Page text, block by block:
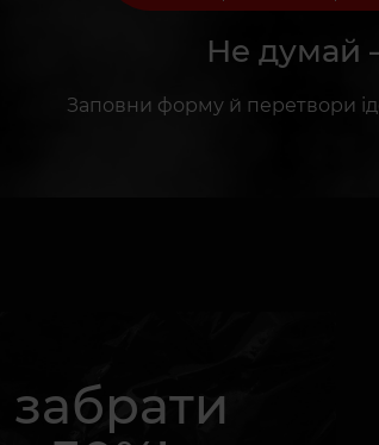
Не думай
Заповни форму й перетвори